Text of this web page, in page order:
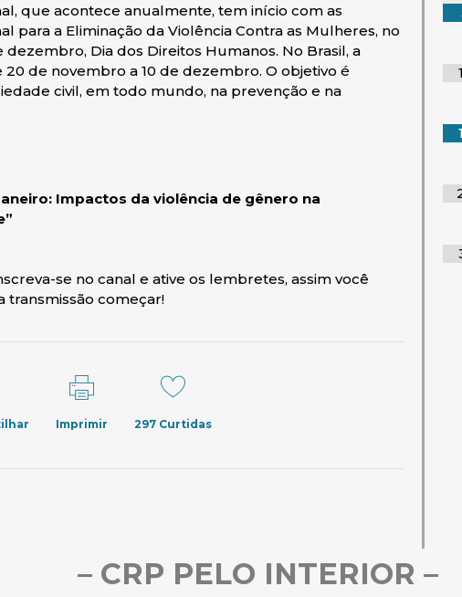
que acontece anualmente, tem início com as
para a Eliminação da Violência Contra as Mulheres, no
dezembro, Dia dos Direitos Humanos. No Brasil, a
de novembro a 10 de dezembro. O objetivo é
civil, em todo mundo, na prevenção e na
Impactos da violência de gênero na
em nova janela)
se no canal e ative os lembretes, assim você
transmissão começar!
Imprimir 297 Curtidas
– CRP PELO INTERIOR –